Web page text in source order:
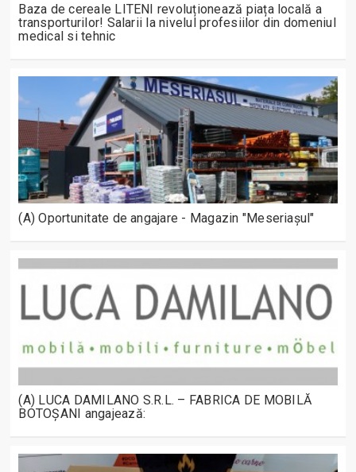
Baza de cereale LITENI revoluționează piața locală a
transporturilor! Salarii la nivelul profesiilor din domeniul
medical si tehnic
(A) Oportunitate de angajare - Magazin "Meseriașul"
(A) LUCA DAMILANO S.R.L. – FABRICA DE MOBILĂ
BOTOȘANI angajează: